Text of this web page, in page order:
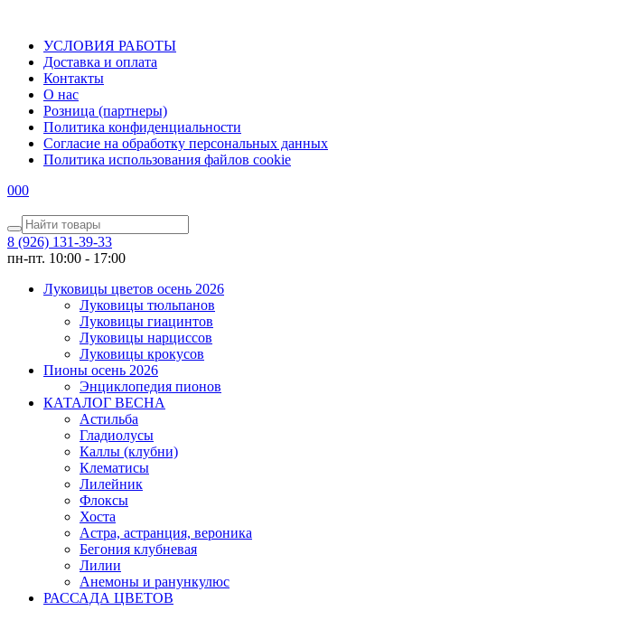
УСЛОВИЯ РАБОТЫ
Доставка и оплата
Контакты
О наc
Розница (партнеры)
Политика конфиденциальности
Согласие на обработку персональных данных
Политика использования файлов сookie
000
8 (926) 131-39-33
пн-пт. 10:00 - 17:00
Луковицы цветов осень 2026
Луковицы тюльпанов
Луковицы гиацинтов
Луковицы нарциссов
Луковицы крокусов
Пионы осень 2026
Энциклопедия пионов
КАТАЛОГ ВЕСНА
Астильба
Гладиолусы
Каллы (клубни)
Клематисы
Лилейник
Флоксы
Хоста
Астра, астранция, вероника
Бегония клубневая
Лилии
Анемоны и ранункулюс
РАССАДА ЦВЕТОВ